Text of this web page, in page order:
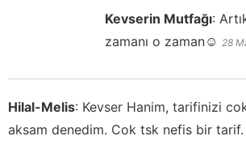
Kevserin Mutfağı:
zamanı o zaman☺️ 28
Hilal-Melis: Kevser Hanim, tarifinizi
aksam denedim. Cok tsk nefis bir tarif.